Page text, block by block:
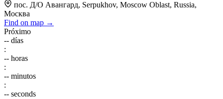
пос. Д/О Авангард, Serpukhov, Moscow Oblast, Russia,
Москва
Find on map →
Próximo
-- días
:
-- horas
:
-- minutos
:
-- seconds